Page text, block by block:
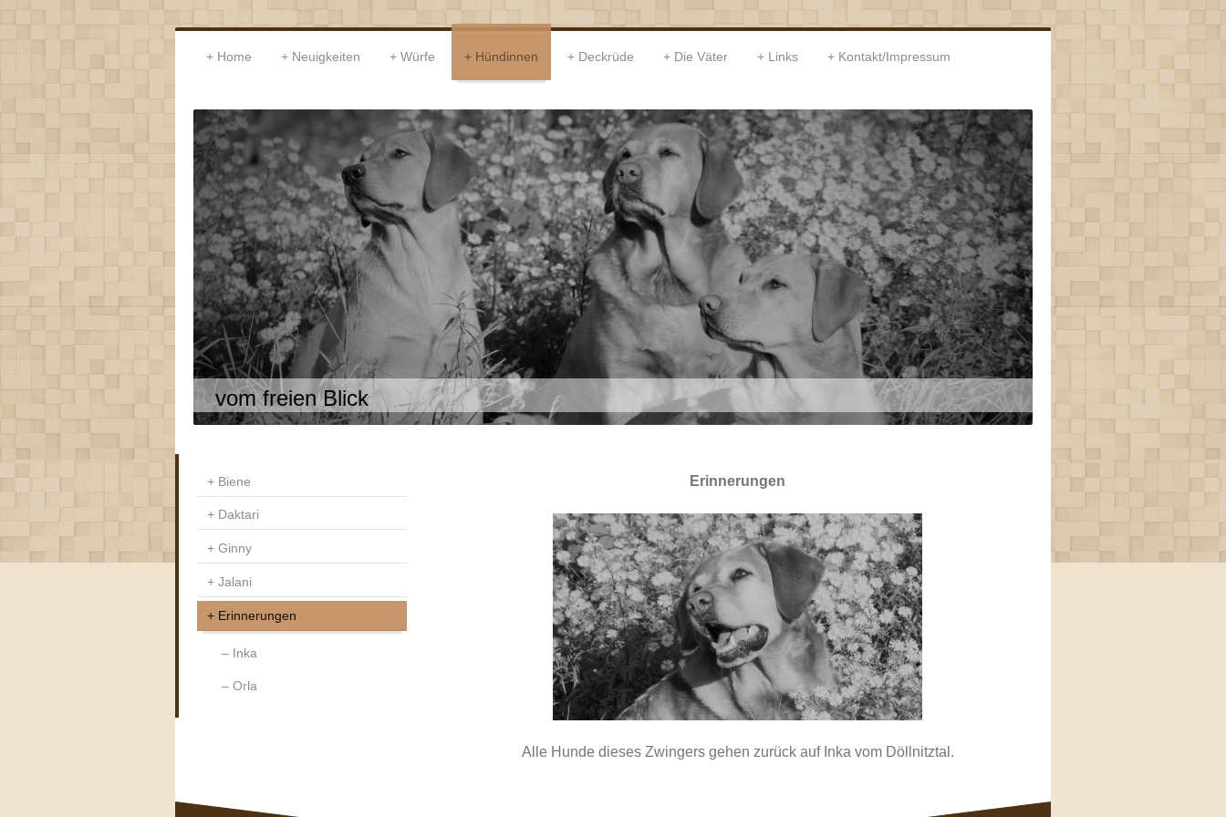
Home Neuigkeiten Würfe Hündinnen Deckrüde Die Väter Links Kontakt/Impressum
vom freien Blick
Erinnerungen
Alle Hunde dieses Zwingers gehen zurück auf Inka vom Döllnitztal.
Biene
Daktari
Ginny
Jalani
Erinnerungen
Inka
Orla